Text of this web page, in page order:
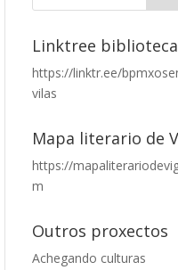
Linktree biblioteca
https://linktr.ee/
vilas
Mapa literario de
https://
m
Outros proxectos
Achegando culturas